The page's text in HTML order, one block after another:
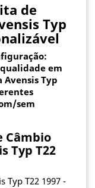
de
Typ
em
Avensis Typ
sem
Câmbio
Typ T22
Typ T22 1997 -